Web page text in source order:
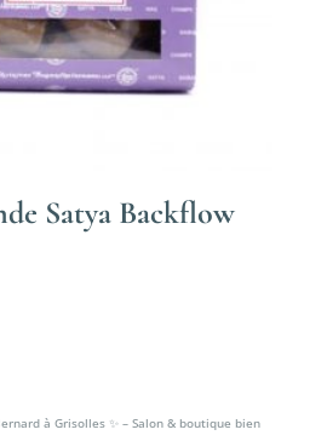
Satya Backflow
à Grisolles ✨ – Salon & boutique bien